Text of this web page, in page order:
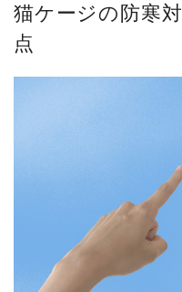
猫ケージの防寒
点